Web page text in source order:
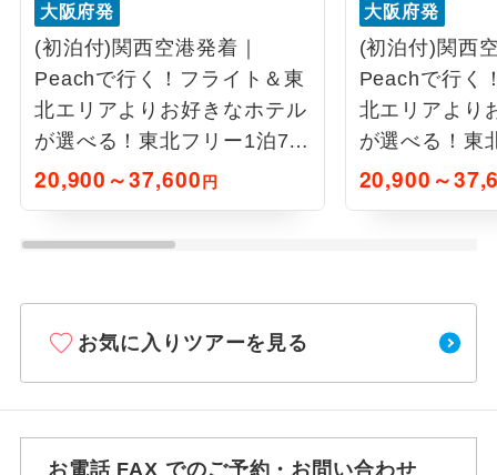
大阪府発
(初泊付)関西空港発着｜
Peachで行く！フライト＆東
北エリアよりお好きなホテル
が選べる！東北フリー1泊7日
間
20,900～37,600円
大阪府発
(初泊付)関西
Peachで行く
北エリアより
が選べる！東
間
20,900～
お気に入りツアーを見る
お電話 FAX でのご予約・お問い合わせ